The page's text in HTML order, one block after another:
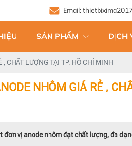
Email:
SẢN PHẨM DỊCH
CHẤT LƯỢNG TẠI TP. HỒ CHÍ MINH
NHÔM GIÁ RẺ ,
vị anode nhôm đạt chất lượng, đa